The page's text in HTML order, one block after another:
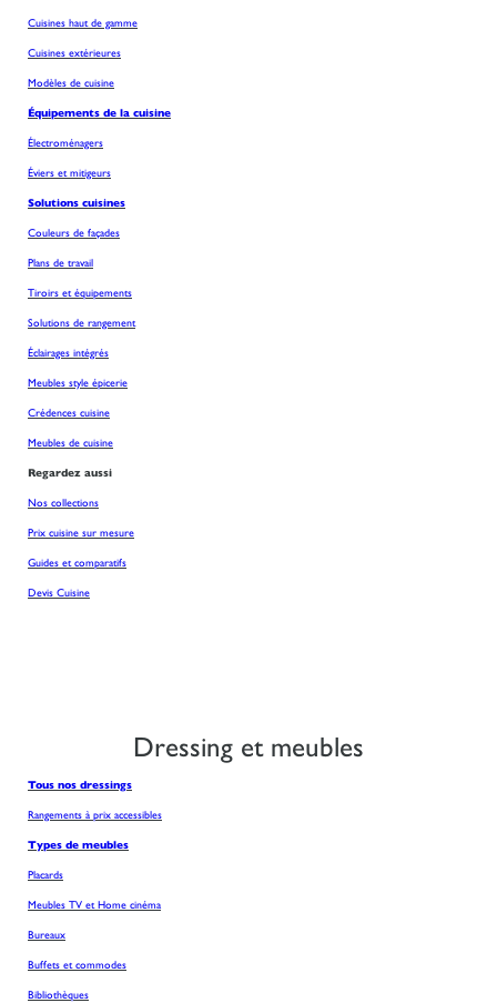
Cuisines haut de gamme
Cuisines extérieures
Modèles de cuisine
Équipements de la cuisine
Électroménagers
Éviers et mitigeurs
Solutions cuisines
Couleurs de façades
Plans de travail
Tiroirs et équipements
Solutions de rangement
Éclairages intégrés
Meubles style épicerie
Crédences cuisine
Meubles de cuisine
Regardez aussi
Nos collections
Prix cuisine sur mesure
Guides et comparatifs
Devis Cuisine
Dressing et meubles
Tous nos dressings
Rangements à prix accessibles
Types de meubles
Placards
Meubles TV et Home cinéma
Bureaux
Buffets et commodes
Bibliothèques